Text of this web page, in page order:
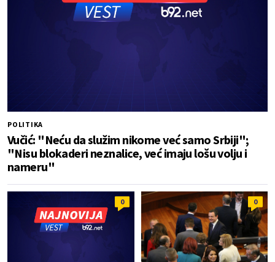
POLITIKA
Vučić: "Neću da služim nikome već samo Srbiji";
"Nisu blokaderi neznalice, već imaju lošu volju i
nameru"
0 0